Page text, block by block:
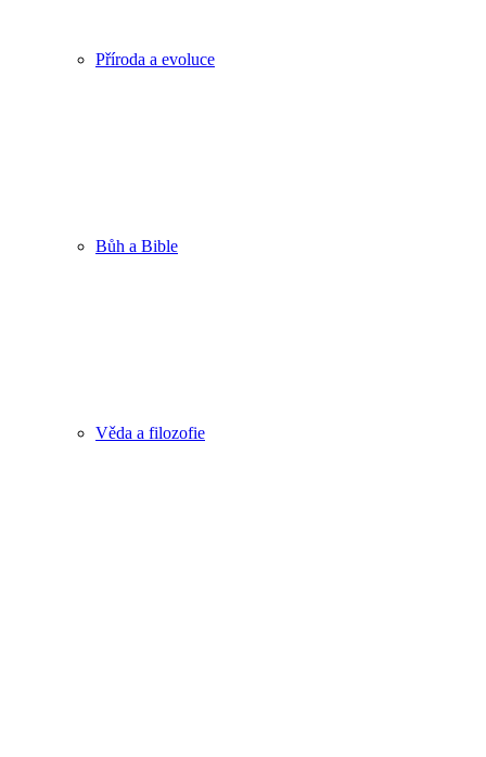
Příroda a evoluce
Bůh a Bible
Věda a filozofie